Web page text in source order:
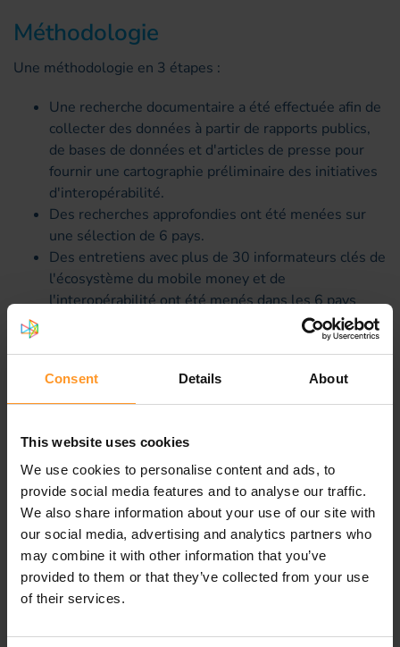
Consent Details About
This website uses cookies
We use cookies to personalise content and ads, to
provide social media features and to analyse our traffic.
We also share information about your use of our site with
our social media, advertising and analytics partners who
may combine it with other information that you’ve
provided to them or that they’ve collected from your use
of their services.
Méthodologie
Une méthodologie en 3 étapes :
Une recherche documentaire a été effectuée afin de
collecter des données à partir de rapports publics,
de bases de données et d'articles de presse pour
fournir une cartographie préliminaire des initiatives
d'interopérabilité.
Des recherches approfondies ont été menées sur
une sélection de 6 pays.
Des entretiens avec plus de 30 informateurs clés de
l'écosystème du mobile money et de
l'interopérabilité ont été menés dans les 6 pays
Résultat
En résumé, notre client a obtenu au travers de ce projet la
Un premier rapport retrace la genèse de différents
modèles d’interopérabilité, en tire des conclusions en
termes de bonnes pratiques dans le déploiement de
l’interopérabilité ainsi que quelques convictions sur les
tendances qui devraient s’observer dans les prochaines
années.
Un second rapport établit une typologie des modèles